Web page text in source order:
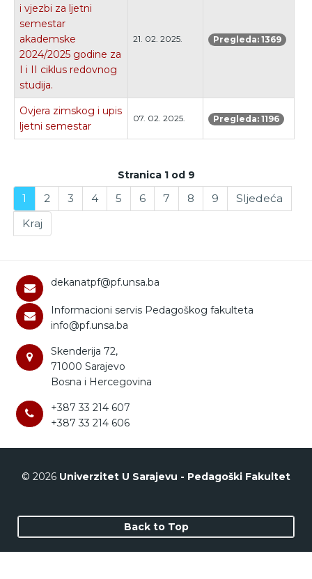
i vjezbi za ljetni
semestar
akademske
2024/2025 godine za
I i II ciklus redovnog
studija.
21. 02. 2025. Pregleda: 1369
Ovjera zimskog i upis
ljetni semestar
07. 02. 2025. Pregleda: 1196
Stranica 1 od 9
1 2 3 4 5 6 7 8 9
Sljedeća
Kraj
dekanatpf@pf.unsa.ba
Informacioni servis Pedagoškog fakulteta
info@pf.unsa.ba
Skenderija 72,
71000 Sarajevo
Bosna i Hercegovina
+387 33 214 607
+387 33 214 606
© 2026 Univerzitet U Sarajevu - Pedagoški Fakultet
Back to Top